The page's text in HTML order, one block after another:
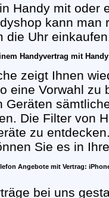
Handy mit oder
kann man
die Uhr
Handyvertrag mit
zeigt Ihnen
eine Vorwahl zu
Geräten
Die Filter von
zu
Sie es in
Angebote mit Vertrag:
bei uns